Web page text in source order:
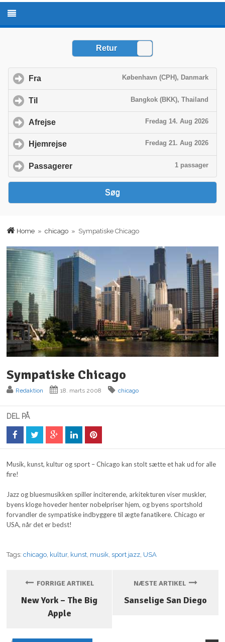
Home »chicago » Sympatiske Chicago
Sympatiske Chicago
Redaktion 18. marts 2008 chicago
DEL PÅ
Musik, kunst, kultur og sport – Chicago kan stolt sætte et hak ud for alle
fire!
Jazz og bluesmusikken spiller inciterende, arkitekturen viser muskler,
byens kloge hoveder henter nobelpriser hjem, og byens sportshold
forvandler de sympatiske indbyggere til ægte fanatikere. Chicago er
USA, når det er bedst!
Tags:chicago, kultur, kunst, musik,sport jazz, USA
FORRIGE ARTIKEL
New York – The Big
Apple
NÆSTE ARTIKEL
Sanselige San Diego